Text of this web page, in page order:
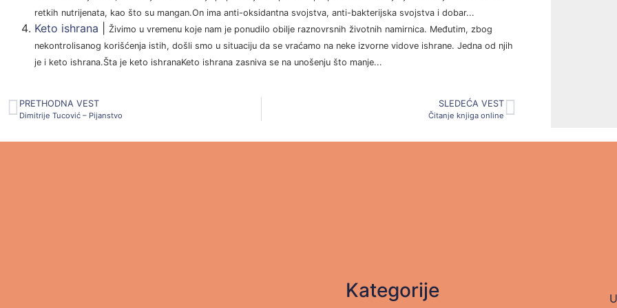
retkih nutrijenata, kao što su mangan.On ima anti-oksidantna svojstva, anti-bakterijska svojstva i dobar...
Keto ishrana
Živimo u vremenu koje nam je ponudilo obilje raznovrsnih životnih namirnica. Međutim, zbog
nekontrolisanog korišćenja istih, došli smo u situaciju da se vraćamo na neke izvorne vidove ishrane. Jedna od njih
je i keto ishrana.Šta je keto ishranaKeto ishrana zasniva se na unošenju što manje...
PRETHODNA VEST
Dimitrije Tucović – Pijanstvo
SLEDEĆA VEST
Čitanje knjiga online
Kategorije